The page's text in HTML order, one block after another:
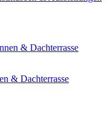
& Dachterrasse